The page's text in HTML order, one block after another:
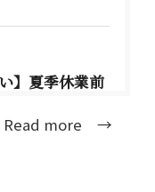
】夏季休業前
Read more →